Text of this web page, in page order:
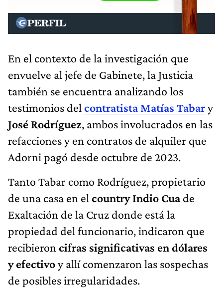
En el contexto de la investigación que
envuelve al jefe de Gabinete, la Justicia
también se encuentra analizando los
testimonios del contratista Matías Tabary
José Rodríguez, ambos involucrados en las
refacciones y en contratos de alquiler que
Adorni pagó desde octubre de 2023.
Tanto Tabar como Rodríguez, propietario
de una casa en el country Indio Cuade
Exaltación de la Cruz donde está la
propiedad del funcionario, indicaron que
recibieron cifras significativas endólares
y efectivoy allí comenzaron las sospechas
de posibles irregularidades.